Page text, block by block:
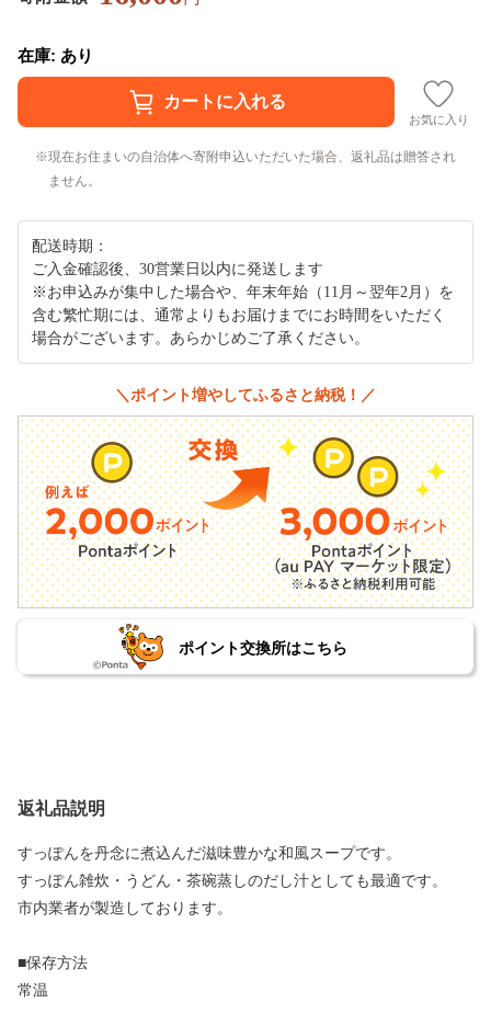
在庫: あり
お気に入り
現在お住まいの自治体へ寄附申込いただいた場合、返礼品は贈答され
ません。
配送時期：
ご入金確認後、30営業日以内に発送します
※お申込みが集中した場合や、年末年始（11月～翌年2月）を
含む繁忙期には、通常よりもお届けまでにお時間をいただく
場合がございます。あらかじめご了承ください。
＼ポイント増やしてふるさと納税！／
ポイント交換所はこちら
返礼品説明
すっぽんを丹念に煮込んだ滋味豊かな和風スープです。
すっぽん雑炊・うどん・茶碗蒸しのだし汁としても最適です。
市内業者が製造しております。
■保存方法
常温